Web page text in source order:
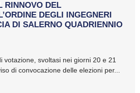
RINNOVO DEL
DEGLI INGEGNERI
DI SALERNO QUADRIENNIO
votazione, svoltasi nei giorni 20 e 21
di convocazione delle elezioni per...